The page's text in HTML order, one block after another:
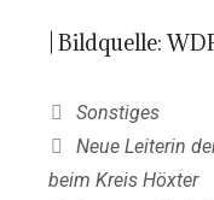
| Bildquelle:
Kategorien
Sonstiges
Neue Leiterin
beim Kreis Höxter